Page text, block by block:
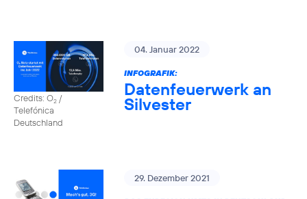
Credits: O2 /
Telefónica
Deutschland
04. Januar 2022
INFOGRAFIK:
Datenfeuerwerk an
Silvester
29. Dezember 2021